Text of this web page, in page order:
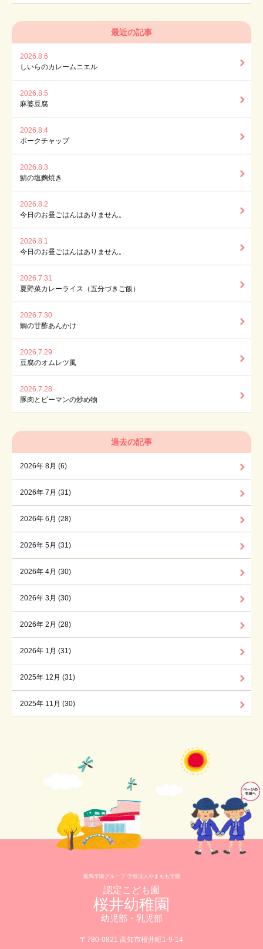
最近の記事
2026.8.6
しいらのカレームニエル
2026.8.5
麻婆豆腐
2026.8.4
ポークチャップ
2026.8.3
鯖の塩麴焼き
2026.8.2
今日のお昼ごはんはありません。
2026.8.1
今日のお昼ごはんはありません。
2026.7.31
夏野菜カレーライス（五分づきご飯）
2026.7.30
鯛の甘酢あんかけ
2026.7.29
豆腐のオムレツ風
2026.7.28
豚肉とピーマンの炒め物
過去の記事
2026年 8月 (6)
2026年 7月 (31)
2026年 6月 (28)
2026年 5月 (31)
2026年 4月 (30)
2026年 3月 (30)
2026年 2月 (28)
2026年 1月 (31)
2025年 12月 (31)
2025年 11月 (30)
龍馬学園グループ 学校法人やまもも学園
認定こども園
桜井幼稚園
幼児部・乳児部
〒780-0821 高知市桜井町1-9-14